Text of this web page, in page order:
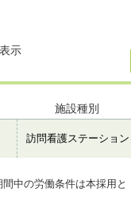
示
施設種別
訪問看護ステーション
中の労働条件は本採用と